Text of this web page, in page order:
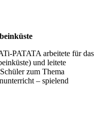
PATATA arbeitete für das
und leitete
zum Thema
– spielend